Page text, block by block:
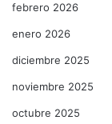
febrero 2026
enero 2026
diciembre 2025
noviembre 2025
octubre 2025